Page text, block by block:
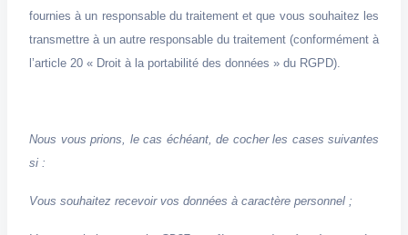
fournies à un responsable du traitement et que vous souhaitez les
transmettre à un autre responsable du traitement (conformément à
l’article 20 « Droit à la portabilité des données » du RGPD).
Nous vous prions, le cas échéant, de cocher les cases suivantes
si :
Vous souhaitez recevoir vos données à caractère personnel ;